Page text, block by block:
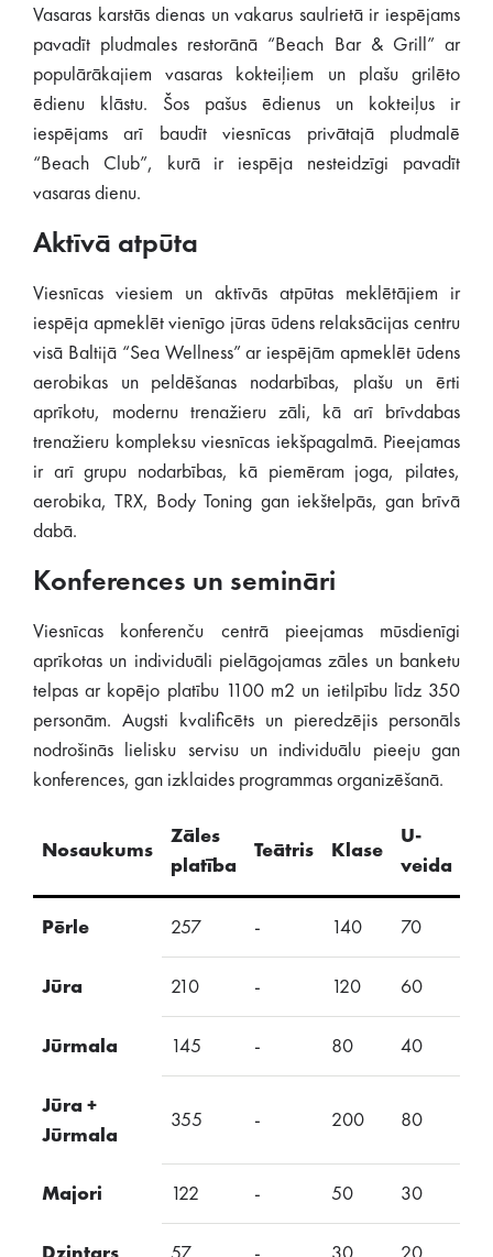
Vasaras karstās dienas un vakarus saulrietā ir iespējams
pavadīt pludmales restorānā “Beach Bar & Grill” ar
populārākajiem vasaras kokteiļiem un plašu grilēto
ēdienu klāstu. Šos pašus ēdienus un kokteiļus ir
iespējams arī baudīt viesnīcas privātajā pludmalē
“Beach Club”, kurā ir iespēja nesteidzīgi pavadīt
vasaras dienu.
Aktīvā atpūta
Viesnīcas viesiem un aktīvās atpūtas meklētājiem ir
iespēja apmeklēt vienīgo jūras ūdens relaksācijas centru
visā Baltijā “Sea Wellness” ar iespējām apmeklēt ūdens
aerobikas un peldēšanas nodarbības, plašu un ērti
aprīkotu, modernu trenažieru zāli, kā arī brīvdabas
trenažieru kompleksu viesnīcas iekšpagalmā. Pieejamas
ir arī grupu nodarbības, kā piemēram joga, pilates,
aerobika, TRX, Body Toning gan iekštelpās, gan brīvā
dabā.
Konferences un semināri
Viesnīcas konferenču centrā pieejamas mūsdienīgi
aprīkotas un individuāli pielāgojamas zāles un banketu
telpas ar kopējo platību 1100 m2 un ietilpību līdz 350
personām. Augsti kvalificēts un pieredzējis personāls
nodrošinās lielisku servisu un individuālu pieeju gan
konferences, gan izklaides programmas organizēšanā.
Nosaukums
Zāles
platība
Teātris Klase
U-
veida
Pērle 257 - 140 70
Jūra 210 - 120 60
Jūrmala 145 - 80 40
Jūra +
Jūrmala
355 - 200 80
Majori 122 - 50 30